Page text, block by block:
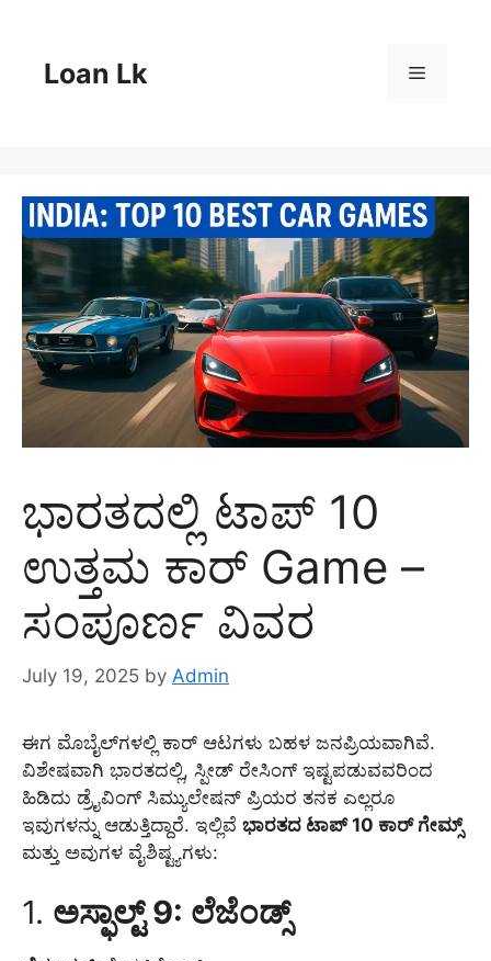
contentLoan Lk Menu
ಭಾರತದಲ್ಲಿ ಟಾಪ್ 10
ಉತ್ತಮ ಕಾರ್ Game –
ಸಂಪೂರ್ಣ ವಿವರ
July 19, 2025 by Admin
ಈಗ ಮೊಬೈಲ್‌ಗಳಲ್ಲಿ ಕಾರ್ ಆಟಗಳು ಬಹಳ ಜನಪ್ರಿಯವಾಗಿವೆ.
ವಿಶೇಷವಾಗಿ ಭಾರತದಲ್ಲಿ, ಸ್ಪೀಡ್ ರೇಸಿಂಗ್ ಇಷ್ಟಪಡುವವರಿಂದ
ಹಿಡಿದು ಡ್ರೈವಿಂಗ್ ಸಿಮ್ಯುಲೇಷನ್ ಪ್ರಿಯರ ತನಕ ಎಲ್ಲರೂ
ಇವುಗಳನ್ನು ಆಡುತ್ತಿದ್ದಾರೆ. ಇಲ್ಲಿವೆ ಭಾರತದ ಟಾಪ್ 10 ಕಾರ್ ಗೇಮ್ಸ್
ಮತ್ತು ಅವುಗಳ ವೈಶಿಷ್ಟ್ಯಗಳು:
1. ಅಸ್ಫಾಲ್ಟ್ 9: ಲೆಜೆಂಡ್ಸ್